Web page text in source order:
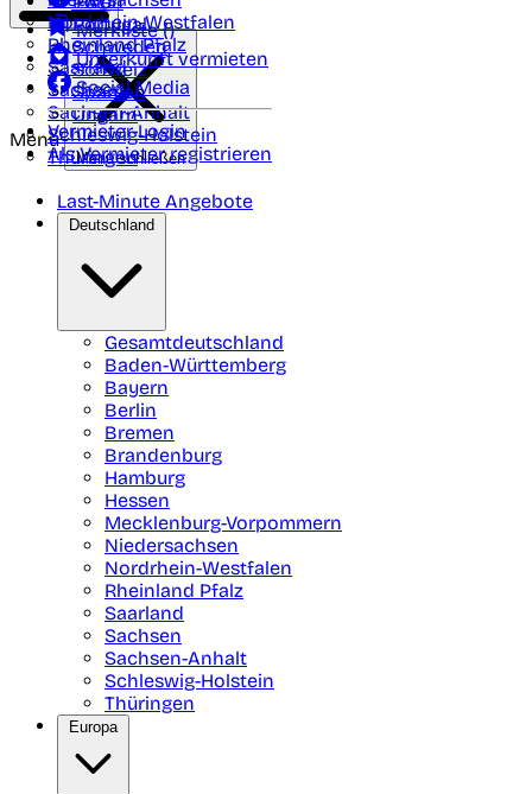
Nordrhein-Westfalen
Rheinland Pfalz
Saarland
Sachsen
Sachsen-Anhalt
Schleswig-Holstein
Thüringen
Portugal
Schweden
Schweiz
Spanien
Ungarn
Merkliste ()
Unterkunft vermieten
Social Media
Vermieter-Login
Als Vermieter registrieren
Menü
Menü schließen
Last-Minute Angebote
Deutschland
Gesamtdeutschland
Baden-Württemberg
Bayern
Berlin
Bremen
Brandenburg
Hamburg
Hessen
Mecklenburg-Vorpommern
Niedersachsen
Nordrhein-Westfalen
Rheinland Pfalz
Saarland
Sachsen
Sachsen-Anhalt
Schleswig-Holstein
Thüringen
Europa